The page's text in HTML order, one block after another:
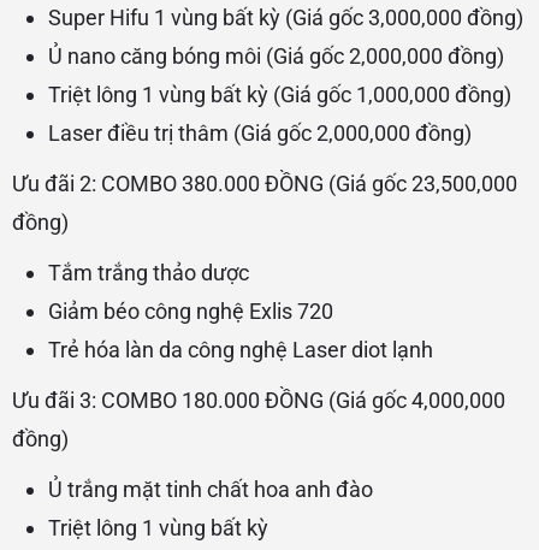
Super Hifu 1 vùng bất kỳ (Giá gốc 3,000,000 đồng)
Ủ nano căng bóng môi (Giá gốc 2,000,000 đồng)
Triệt lông 1 vùng bất kỳ (Giá gốc 1,000,000 đồng)
Laser điều trị thâm (Giá gốc 2,000,000 đồng)
Ưu đãi 2: COMBO 380.000 ĐỒNG (Giá gốc 23,500,000
đồng)
Tắm trắng thảo dược
Giảm béo công nghệ Exlis 720
Trẻ hóa làn da công nghệ Laser diot lạnh
Ưu đãi 3: COMBO 180.000 ĐỒNG (Giá gốc 4,000,000
đồng)
Ủ trắng mặt tinh chất hoa anh đào
Triệt lông 1 vùng bất kỳ